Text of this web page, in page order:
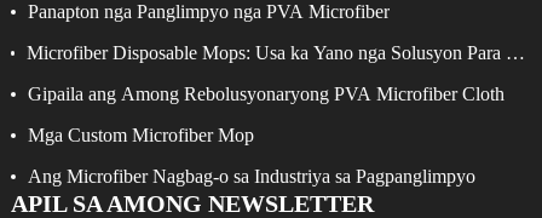
Panapton nga Panglimpyo nga PVA Microfiber
Microfiber Disposable Mops: Usa ka Yano nga Solusyon Para sa
Gipaila ang Among Rebolusyonaryong PVA Microfiber Cloth
Mga Custom Microfiber Mop
Ang Microfiber Nagbag-o sa Industriya sa Pagpanglimpyo
APIL SA AMONG NEWSLETTER